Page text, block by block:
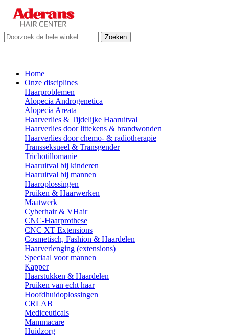
Zoeken
Home
Onze disciplines
Haarproblemen
Alopecia Androgenetica
Alopecia Areata
Haarverlies & Tijdelijke Haaruitval
Haarverlies door littekens & brandwonden
Haarverlies door chemo- & radiotherapie
Transseksueel & Transgender
Trichotillomanie
Haaruitval bij kinderen
Haaruitval bij mannen
Haaroplossingen
Pruiken & Haarwerken
Maatwerk
Cyberhair & VHair
CNC-Haarprothese
CNC XT Extensions
Cosmetisch, Fashion & Haardelen
Haarverlenging (extensions)
Speciaal voor mannen
Kapper
Haarstukken & Haardelen
Pruiken van echt haar
Hoofdhuidoplossingen
CRLAB
Mediceuticals
Mammacare
Huidzorg